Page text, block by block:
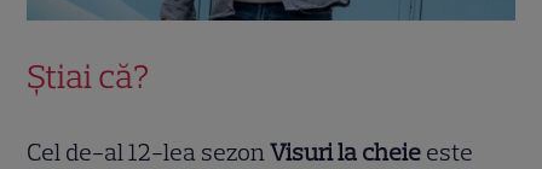
Știai că?
Cel de-al 12-lea sezonVisuri la cheie este